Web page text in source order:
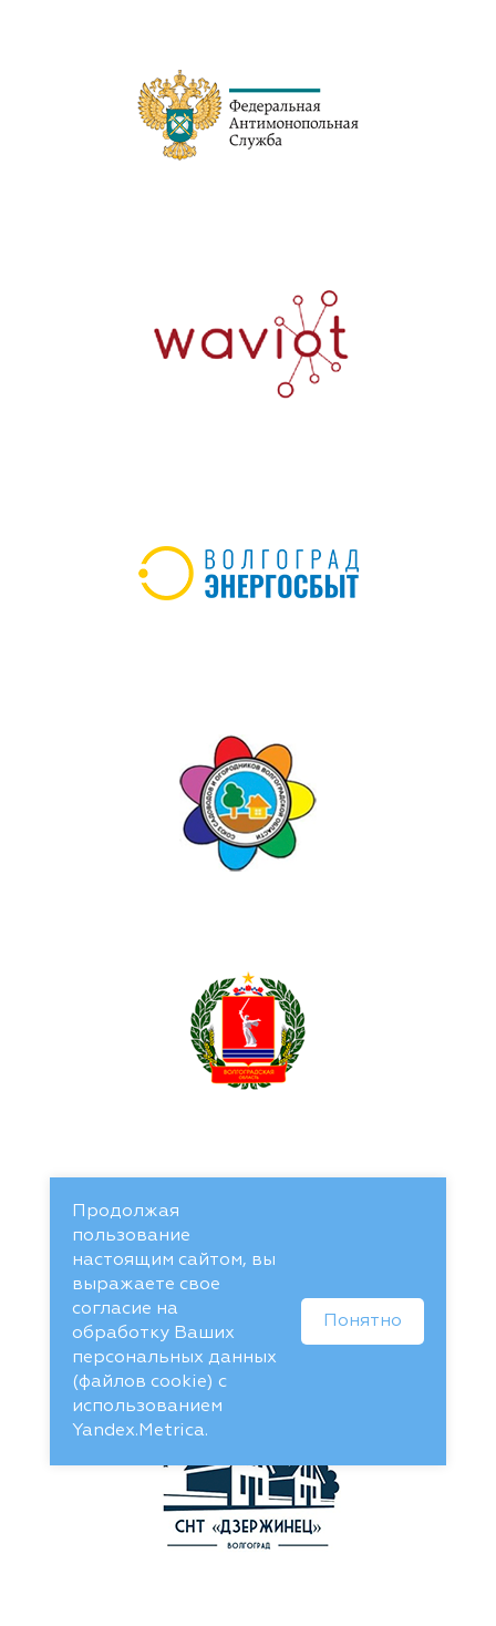
Продолжая
пользование
настоящим сайтом, вы
выражаете свое
согласие на
обработку Ваших
персональных данных
(файлов cookie) с
использованием
Yandex.Metrica.
Понятно